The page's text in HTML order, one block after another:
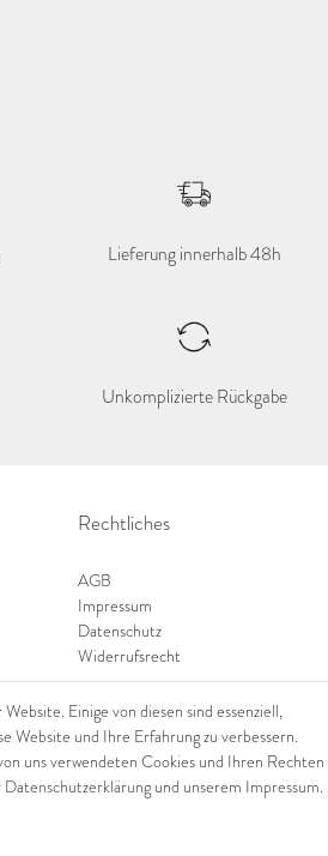
Lieferung innerhalb 48h
Unkomplizierte Rückgabe
Shop
Rechtliches
AGB
Impressum
Datenschutz
Widerrufsrecht
Einige von diesen sind essenziell,
Website und Ihre Erfahrung zu verbessern.
uns verwendeten Cookies und Ihren Rechten
Daten­schutz­erklärung und unserem Impressum.